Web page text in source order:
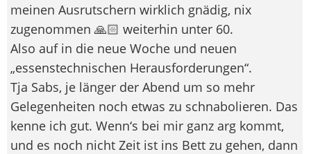
meinen Ausrutschern wirklich gnädig, nix
zugenommen 🙏🏻 weiterhin unter 60.
Also auf in die neue Woche und neuen
„essenstechnischen Herausforderungen“.
Tja Sabs, je länger der Abend um so mehr
Gelegenheiten noch etwas zu schnabolieren. Das
kenne ich gut. Wenn‘s bei mir ganz arg kommt,
und es noch nicht Zeit ist ins Bett zu gehen, dann